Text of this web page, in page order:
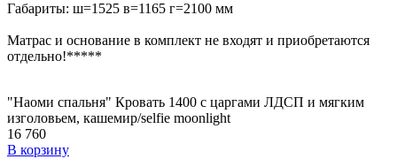
Габариты: ш=1525 в=1165 г=2100 мм
Матрас и основание в комплект не входят и приобретаются
отдельно!*****
"Наоми спальня" Кровать 1400 с царгами ЛДСП и мягким
изголовьем, кашемир/selfie moonlight
16 760
В корзину